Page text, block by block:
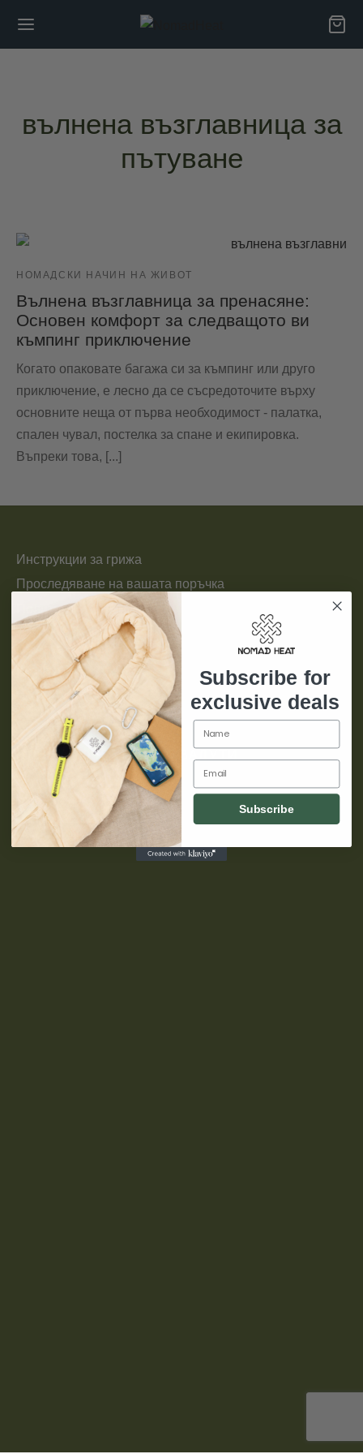
вълнена възглавница за
пътуване
НОМАДСКИ НАЧИН НА ЖИВОТ
Вълнена възглавница за пренасяне:
Основен комфорт за следващото ви
къмпинг приключение
Когато опаковате багажа си за къмпинг или друго
приключение, е лесно да се съсредоточите върху
основните неща от първа необходимост - палатка,
спален чувал, постелка за спане и екипировка.
Въпреки това, [...]
Инструкции за грижа
Проследяване на вашата поръчка
Политики
Нашата история
Контакти
ПРЕВКЛЮЧВАТЕЛ НА ВАЛУТИ
Subscribe for
exclusive deals
Name
Email
Subscribe